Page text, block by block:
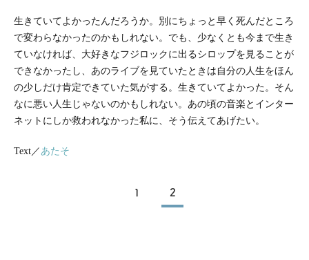
生きていてよかったんだろうか。別にちょっと早く死んだところ
で変わらなかったのかもしれない。でも、少なくとも今まで生き
ていなければ、大好きなフジロックに出るシロップを見ることが
できなかったし、あのライブを見ていたときは自分の人生をほん
の少しだけ肯定できていた気がする。生きていてよかった。そん
なに悪い人生じゃないのかもしれない。あの頃の音楽とインター
ネットにしか救われなかった私に、そう伝えてあげたい。
Text／ あたそ
1 2